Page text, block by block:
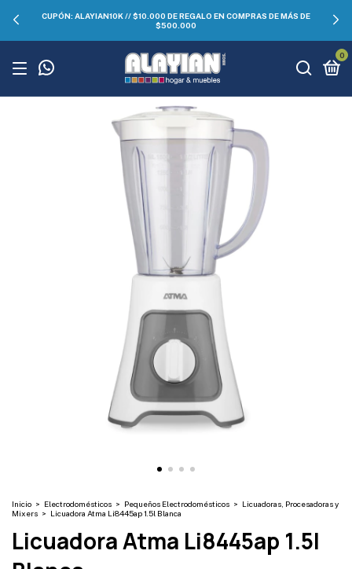
CUPÓN: ALAYIAN10K // $10.000 DE REGALO EN COMPRAS DE MÁS DE
$500.000
0
Inicio > Electrodomésticos > Pequeños Electrodomésticos > Licuadoras, Procesadoras y
Mixers > Licuadora Atma Li8445ap 1.5l Blanca
Licuadora Atma Li8445ap 1.5l